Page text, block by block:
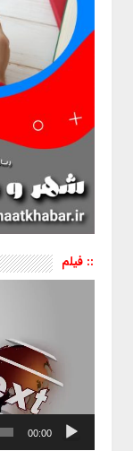
:: فیلم
نمایشگر
00:00